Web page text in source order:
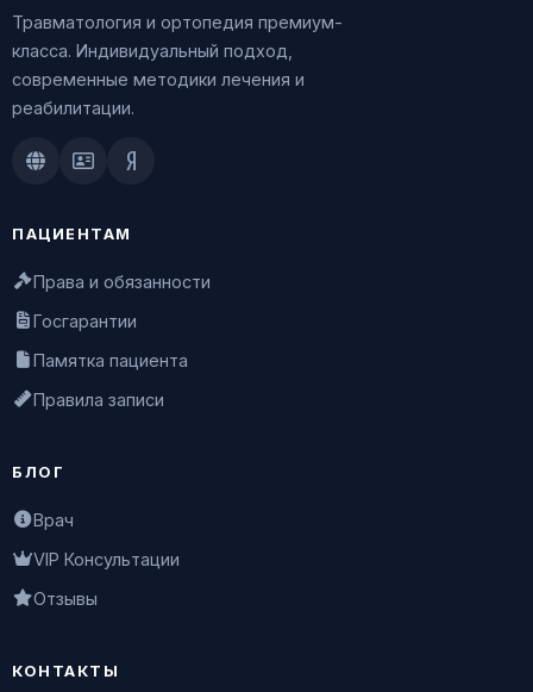
Травматология и ортопедия премиум-
класса. Индивидуальный подход,
современные методики лечения и
реабилитации.
Doctu.ruПроДокторов
Яндекс.Здоровье
ПАЦИЕНТАМ
Права и обязанности
Госгарантии
Памятка пациента
Правила записи
БЛОГ
Врач
VIP Консультации
Отзывы
КОНТАКТЫ